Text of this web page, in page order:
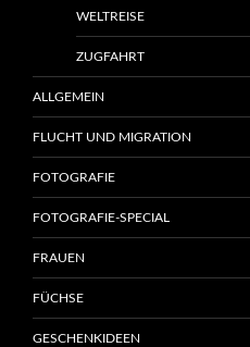
WELTREISE
ZUGFAHRT
ALLGEMEIN
FLUCHT UND MIGRATION
FOTOGRAFIE
FOTOGRAFIE-SPECIAL
FRAUEN
FÜCHSE
GESCHENKIDEEN